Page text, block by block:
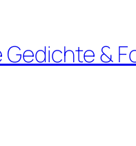
Gedichte &